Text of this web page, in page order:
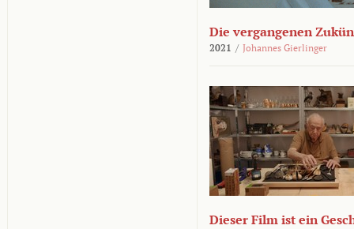
Die vergangenen
2021 / Johannes Gierlinger
Dieser Film ist ein